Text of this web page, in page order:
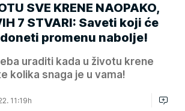
SVE KRENE NAOPAKO,
7 STVARI: Saveti koji će
promenu nabolje!
uraditi kada u životu krene
kolika snaga je u vama!
11:19h